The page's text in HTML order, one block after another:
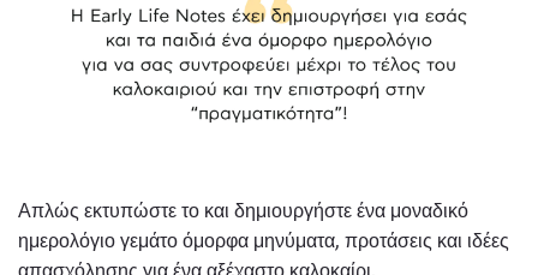
Απλώς εκτυπώστε το και δημιουργήστε ένα μοναδικό
ημερολόγιο γεμάτο όμορφα μηνύματα, προτάσεις και ιδέες
απασχόλησης για ένα αξέχαστο καλοκαίρι.